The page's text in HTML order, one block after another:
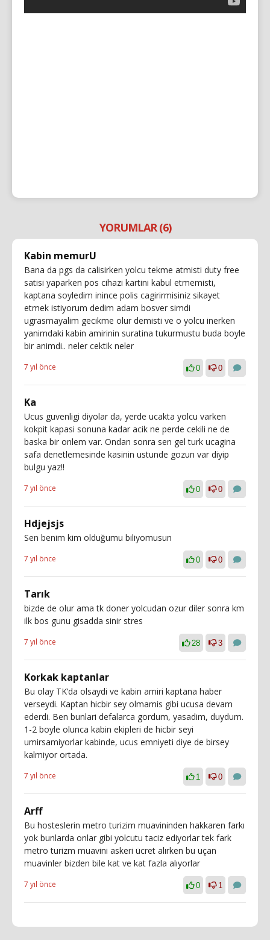
YORUMLAR (6)
Kabin memurU
Bana da pgs da calisirken yolcu tekme atmisti duty free
satisi yaparken pos cihazi kartini kabul etmemisti,
kaptana soyledim inince polis cagirirmisiniz sikayet
etmek istiyorum dedim adam bosver simdi
ugrasmayalim gecikme olur demisti ve o yolcu inerken
yanimdaki kabin amirinin suratina tukurmustu buda boyle
bir animdi.. neler cektik neler
7 yıl önce 0 0
Ka
Ucus guvenligi diyolar da, yerde ucakta yolcu varken
kokpit kapasi sonuna kadar acik ne perde cekili ne de
baska bir onlem var. Ondan sonra sen gel turk ucagina
safa denetlemesinde kasinin ustunde gozun var diyip
bulgu yaz!!
7 yıl önce 0 0
Hdjejsjs
Sen benim kim olduğumu biliyomusun
7 yıl önce 0 0
Tarık
bizde de olur ama tk doner yolcudan ozur diler sonra km
ilk bos gunu gisadda sinir stres
7 yıl önce 28 3
Korkak kaptanlar
Bu olay TK’da olsaydi ve kabin amiri kaptana haber
verseydi. Kaptan hicbir sey olmamis gibi ucusa devam
ederdi. Ben bunlari defalarca gordum, yasadim, duydum.
1-2 boyle olunca kabin ekipleri de hicbir seyi
umirsamiyorlar kabinde, ucus emniyeti diye de birsey
kalmiyor ortada.
7 yıl önce 1 0
Arff
Bu hosteslerin metro turizim muavininden hakkaren farkı
yok bunlarda onlar gibi yolcutu taciz ediyorlar tek fark
metro turizm muavini askeri ücret alırken bu uçan
muavinler bizden bile kat ve kat fazla alıyorlar
7 yıl önce 0 1